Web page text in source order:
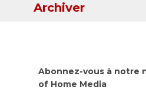
Archiver
Abonnez-vous à notre
of Home Media